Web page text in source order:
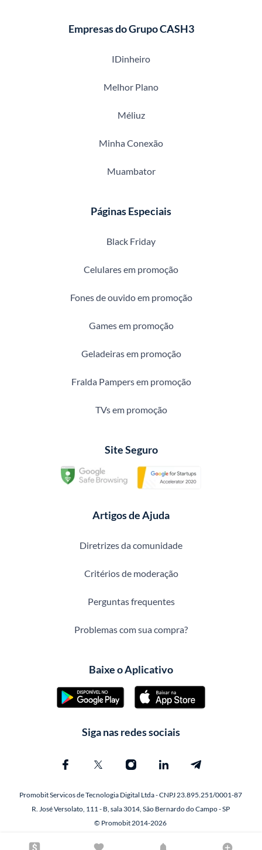
Empresas do Grupo CASH3
IDinheiro
Melhor Plano
Méliuz
Minha Conexão
Muambator
Páginas Especiais
Black Friday
Celulares em promoção
Fones de ouvido em promoção
Games em promoção
Geladeiras em promoção
Fralda Pampers em promoção
TVs em promoção
Site Seguro
Artigos de Ajuda
Diretrizes da comunidade
Critérios de moderação
Perguntas frequentes
Problemas com sua compra?
Baixe o Aplicativo
Siga nas redes sociais
Promobit Servicos de Tecnologia Digital Ltda - CNPJ 23.895.251/0001-87
R. José Versolato, 111 - B, sala 3014, São Bernardo do Campo - SP
© Promobit 2014-2026